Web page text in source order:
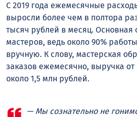
С 2019 года ежемесячные
выросли более чем в полтора
тысяч рублей в месяц. Основная
мастеров, ведь около 90%
вручную. К слову, мастерская
заказов ежемесячно, выручка от
около 1,5 млн рублей.
— Мы сознательно не